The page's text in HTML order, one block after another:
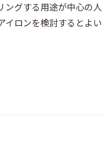
ングする用途が中心の人
イロンを検討するとよい